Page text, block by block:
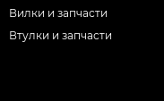
Вилки и запчасти
Втулки и запчасти